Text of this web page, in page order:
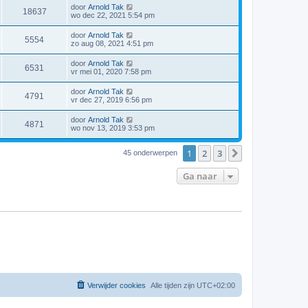
18637 door Arnold Tak
wo dec 22, 2021 5:54 pm
5554 door Arnold Tak
zo aug 08, 2021 4:51 pm
6531 door Arnold Tak
vr mei 01, 2020 7:58 pm
4791 door Arnold Tak
vr dec 27, 2019 6:56 pm
4871 door Arnold Tak
wo nov 13, 2019 3:53 pm
45 onderwerpen 1 2 3
Ga naar
Alle tijden zijn UTC+02:00
Verwijder cookies